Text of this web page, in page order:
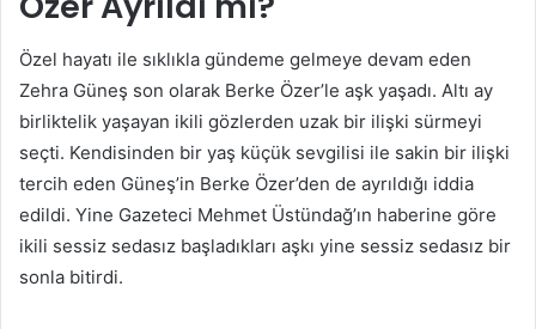
Özel hayatı ile sıklıkla gündeme gelmeye devam eden
Zehra Güneş son olarak Berke Özer’le aşk yaşadı. Altı ay
birliktelik yaşayan ikili gözlerden uzak bir ilişki sürmeyi
seçti. Kendisinden bir yaş küçük sevgilisi ile sakin bir ilişki
tercih eden Güneş’in Berke Özer’den de ayrıldığı iddia
edildi. Yine Gazeteci Mehmet Üstündağ’ın haberine göre
ikili sessiz sedasız başladıkları aşkı yine sessiz sedasız bir
sonla bitirdi.